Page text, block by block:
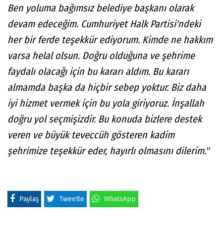
Ben yoluma bağımsız belediye başkanı olarak
devam edeceğim. Cumhuriyet Halk Partisi'ndeki
her bir ferde teşekkür ediyorum. Kimde ne hakkım
varsa helal olsun. Doğru olduğuna ve şehrime
faydalı olacağı için bu kararı aldım. Bu kararı
almamda başka da hiçbir sebep yoktur. Biz daha
iyi hizmet vermek için bu yola giriyoruz. İnşallah
doğru yol seçmişizdir. Bu konuda bizlere destek
veren ve büyük teveccüh gösteren kadim
şehrimize teşekkür eder, hayırlı olmasını dilerim."
Paylaş Tweetle WhatsApp